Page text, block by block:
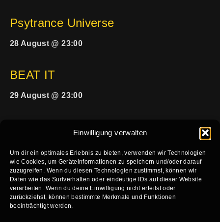
Einwilligung verwalten
Um dir ein optimales Erlebnis zu bieten, verwenden wir Technologien
wie Cookies, um Geräteinformationen zu speichern und/oder darauf
zuzugreifen. Wenn du diesen Technologien zustimmst, können wir
Daten wie das Surfverhalten oder eindeutige IDs auf dieser Website
verarbeiten. Wenn du deine Einwilligung nicht erteilst oder
zurückziehst, können bestimmte Merkmale und Funktionen
beeinträchtigt werden.
Psytrance Universe
28 August @ 23:00
BEAT IT
29 August @ 23:00
HOME KALENDER VERFÜGBARKEIT KONZERTE
VERFÜGBARKEIT PARTY TECHNIK KONTAKT